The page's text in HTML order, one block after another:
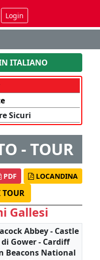
Login
ITALIANO
Sicuri
- TOUR
LOCANDINA
PDF
TOUR
Gallesi
Abbey - Castle
Gower - Cardiff
Beacons National